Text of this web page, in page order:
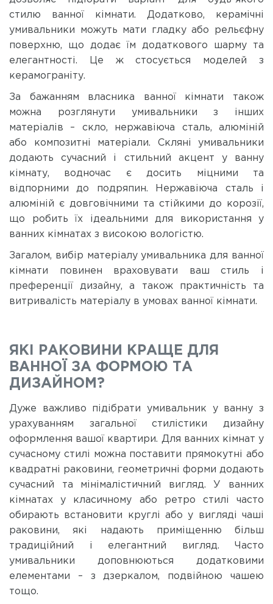
стилю ванної кімнати. Додатково, керамічні
умивальники можуть мати гладку або рельєфну
поверхню, що додає їм додаткового шарму та
елегантності. Це ж стосується моделей з
керамограніту.
За бажанням власника ванної кімнати також
можна розглянути умивальники з інших
матеріалів – скло, нержавіюча сталь, алюміній
або композитні матеріали. Скляні умивальники
додають сучасний і стильний акцент у ванну
кімнату, водночас є досить міцними та
відпорними до подряпин. Нержавіюча сталь і
алюміній є довговічними та стійкими до корозії,
що робить їх ідеальними для використання у
ванних кімнатах з високою вологістю.
Загалом, вибір матеріалу умивальника для ванної
кімнати повинен враховувати ваш стиль і
преференції дизайну, а також практичність та
витривалість матеріалу в умовах ванної кімнати.
ЯКІ РАКОВИНИ КРАЩЕ ДЛЯ
ВАННОЇ ЗА ФОРМОЮ ТА
ДИЗАЙНОМ?
Дуже важливо підібрати умивальник у ванну з
урахуванням загальної стилістики дизайну
оформлення вашої квартири. Для ванних кімнат у
сучасному стилі можна поставити прямокутні або
квадратні раковини, геометричні форми додають
сучасний та мінімалістичний вигляд. У ванних
кімнатах у класичному або ретро стилі часто
обирають встановити круглі або у вигляді чаші
раковини, які надають приміщенню більш
традиційний і елегантний вигляд. Часто
умивальники доповнюються додатковими
елементами – з дзеркалом, подвійною чашею
тощо.